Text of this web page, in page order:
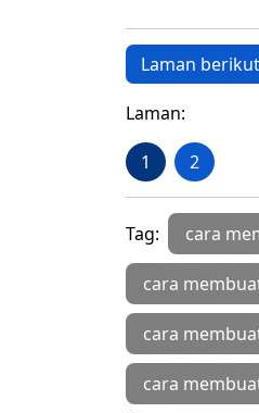
Laman
Laman:
1 2
Tag: cara
cara
cara
cara